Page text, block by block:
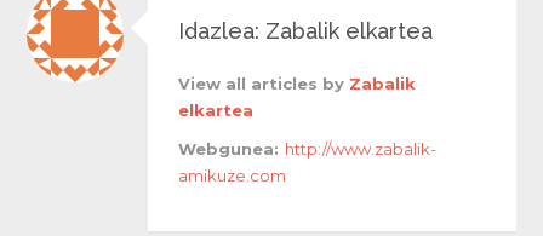
Idazlea: Zabalik elkartea
View all articles by Zabalik
elkartea
Webgunea: http://www.zabalik-
amikuze.com